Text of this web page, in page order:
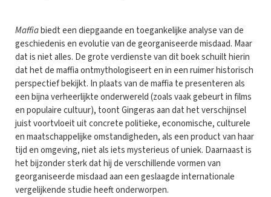
Maffiabiedt een diepgaande en toegankelijke analyse van de
geschiedenis en evolutie van de georganiseerde misdaad. Maar
dat is niet alles. De grote verdienste van dit boek schuilt hierin
dat het de maffia ontmythologiseert en in een ruimer historisch
perspectief bekijkt. In plaats van de maffia te presenteren als
een bijna verheerlijkte onderwereld (zoals vaak gebeurt in films
en populaire cultuur), toont Gingeras aan dat het verschijnsel
juist voortvloeit uit concrete politieke, economische, culturele
en maatschappelijke omstandigheden, als een product van haar
tijd en omgeving, niet als iets mysterieus of uniek. Daarnaast is
het bijzonder sterk dat hij de verschillende vormen van
georganiseerde misdaad aan een geslaagde internationale
vergelijkende studie heeft onderworpen.